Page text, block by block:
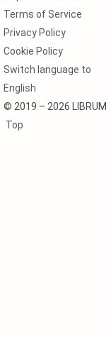
Terms of Service
Privacy Policy
Cookie Policy
Switch language to
English
© 2019 – 2026 LIBRUM
Top